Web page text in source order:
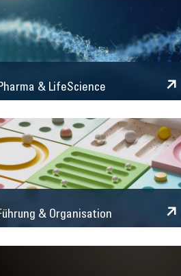
& LifeScience
& Organisation